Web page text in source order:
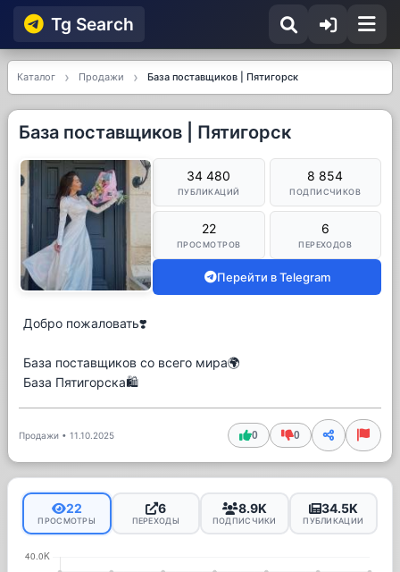
Tg Searсh
Каталог Продажи База поставщиков | Пятигорск
База поставщиков | Пятигорск
34 480
ПУБЛИКАЦИЙ
8 854
ПОДПИСЧИКОВ
22
ПРОСМОТРОВ
6
ПЕРЕХОДОВ
Перейти в Telegram
Добро пожаловать❣️
База поставщиков со всего мира🌍
База Пятигорска🛍
Продажи • 11.10.2025 0 0
22
ПРОСМОТРЫ
6
ПЕРЕХОДЫ
8.9K
ПОДПИСЧИКИ
34.5K
ПУБЛИКАЦИИ